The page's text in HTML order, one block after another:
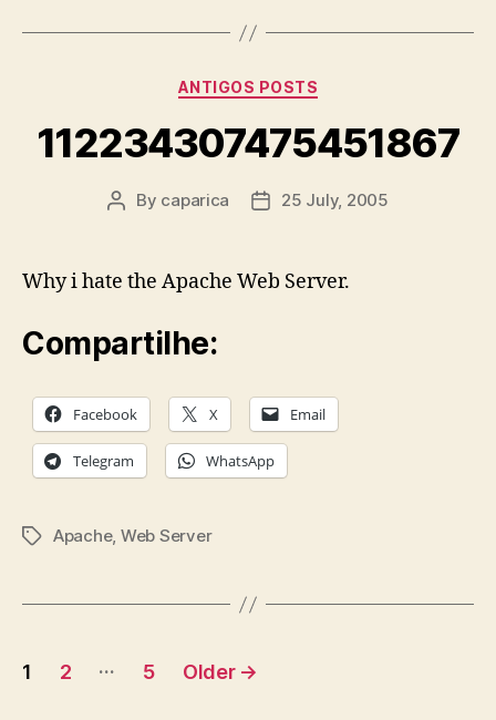
Categories
ANTIGOS POSTS
112234307475451867
Post
By caparica
Post25 July, 2005
Why i hate the Apache Web Server.
Compartilhe:
Facebook X Email
Telegram WhatsApp
TagsApache, Web Server
Posts
1 2 … 5 Older →